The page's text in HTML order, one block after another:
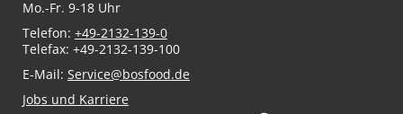
Mo.-Fr. 9-18 Uhr
Telefon: +49-2132-139-0
Telefax: +49-2132-139-100
E-Mail: Service@bosfood.de
Jobs und Karriere